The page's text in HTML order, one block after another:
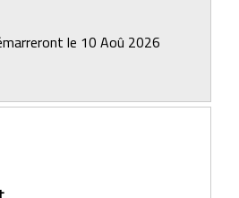
le 10 Aoû 2026